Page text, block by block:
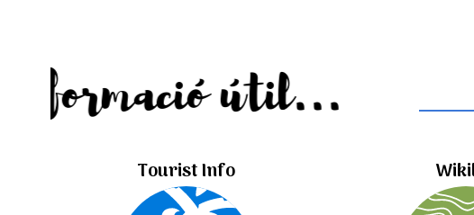
Informació útil...
Tourist Info